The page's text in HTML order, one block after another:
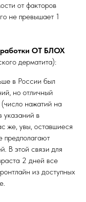
от факторов
не превышает 1
ОТ БЛОХ
дерматита):
в России был
но отличный
нажатий на
указаний в
же, увы, оставшиеся
предполагают
В этой связи для
2 дней все
из доступных